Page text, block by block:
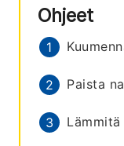
Ohjeet
Paista